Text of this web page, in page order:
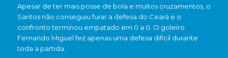
Apesar de ter mais posse de bola e muitos cruzamentos, o
Santos não conseguiu furar a defesa do Ceará e o
confronto terminou empatado em 0 a 0. O goleiro
Fernando Miguel fez apenas uma defesa difícil durante
toda a partida.